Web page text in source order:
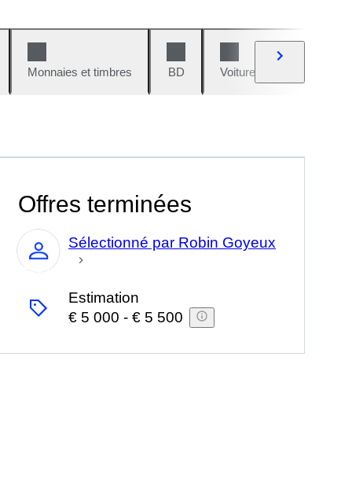
Monnaies et timbres BD Voitures et motos
Offres terminées
Expert
Sélectionné par Robin Goyeux
Estimation
€ 5 000 - € 5 500